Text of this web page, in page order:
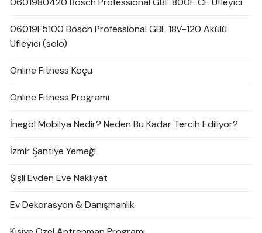
06019F5100 Bosch Professional GBL 18V-120 Akülü
Üfleyici (solo)
Online Fitness Koçu
Online Fitness Programı
İnegöl Mobilya Nedir? Neden Bu Kadar Tercih Ediliyor?
İzmir Şantiye Yemeği
Şişli Evden Eve Nakliyat
Ev Dekorasyon & Danışmanlık